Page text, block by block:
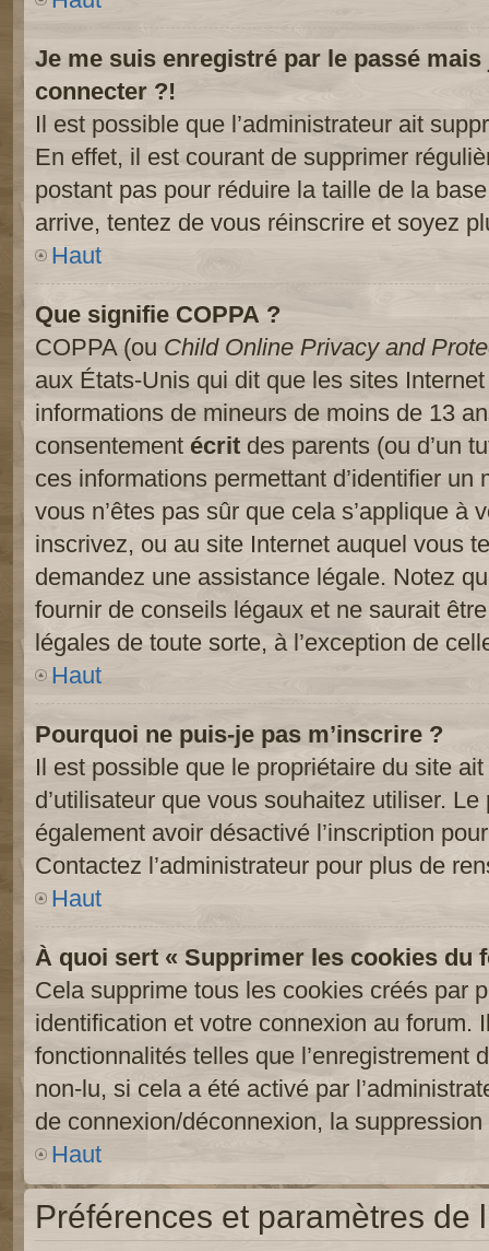
Je me suis enregistré par le passé
connecter ?!
Il est possible que l’administrateur ait
En effet, il est courant de supprimer
postant pas pour réduire la taille de la
arrive, tentez de vous réinscrire et soyez
Haut
Que signifie COPPA ?
COPPA (ou Child Online Privacy and
aux États-Unis qui dit que les sites
informations de mineurs de moins de 13
consentement écrit des parents (ou d’un
ces informations permettant d’identifier
vous n’êtes pas sûr que cela s’applique à
inscrivez, ou au site Internet auquel vous
demandez une assistance légale. Notez
fournir de conseils légaux et ne saurait
légales de toute sorte, à l’exception de
Haut
Pourquoi ne puis-je pas m’inscrire ?
Il est possible que le propriétaire du site
d’utilisateur que vous souhaitez utiliser.
également avoir désactivé l’inscription
Contactez l’administrateur pour plus de
Haut
À quoi sert « Supprimer les cookies du
Cela supprime tous les cookies créés par
identification et votre connexion au forum.
fonctionnalités telles que l’enregistrement
non-lu, si cela a été activé par
de connexion/déconnexion, la
Haut
Préférences et paramètres de